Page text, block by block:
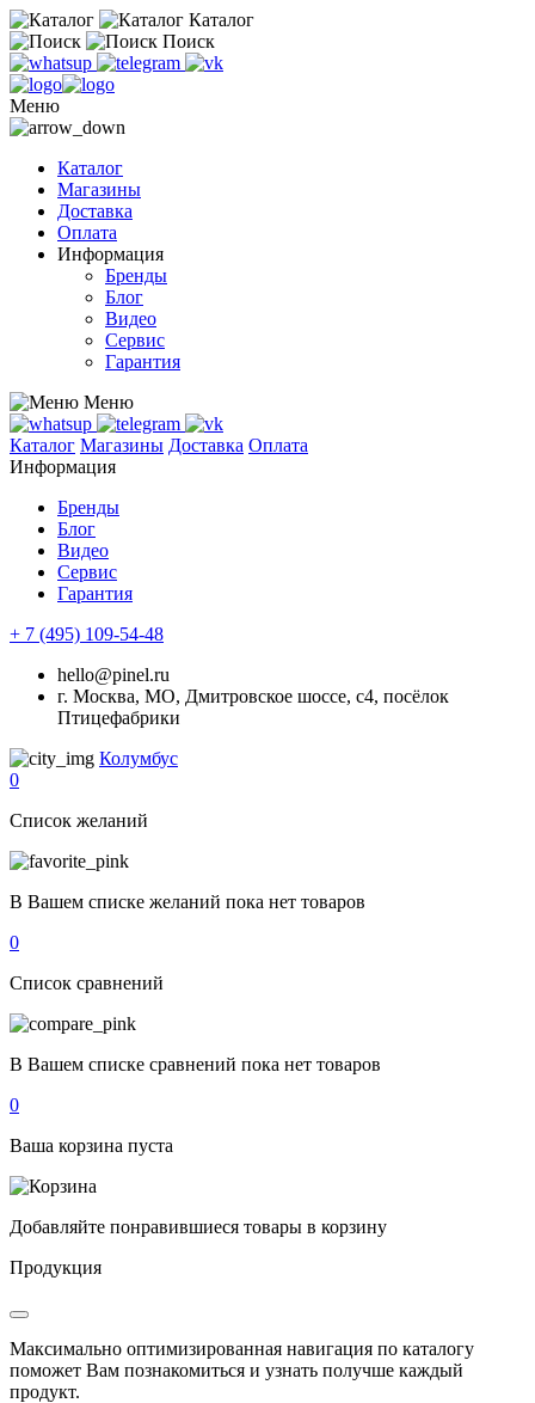
Каталог
Поиск
Меню
Каталог
Магазины
Доставка
Оплата
Информация
Бренды
Блог
Видео
Сервис
Гарантия
Меню
Каталог Магазины Доставка Оплата
Информация
Бренды
Блог
Видео
Сервис
Гарантия
+ 7 (495) 109-54-48
hello@pinel.ru
г. Москва, МО, Дмитровское шоссе, с4, посёлок
Птицефабрики
Колумбус
0
Список желаний
В Вашем списке желаний пока нет товаров
0
Список сравнений
В Вашем списке сравнений пока нет товаров
0
Ваша корзина пуста
Добавляйте понравившиеся товары в корзину
Продукция
Максимально оптимизированная навигация по каталогу
поможет Вам познакомиться и узнать получше каждый
продукт.